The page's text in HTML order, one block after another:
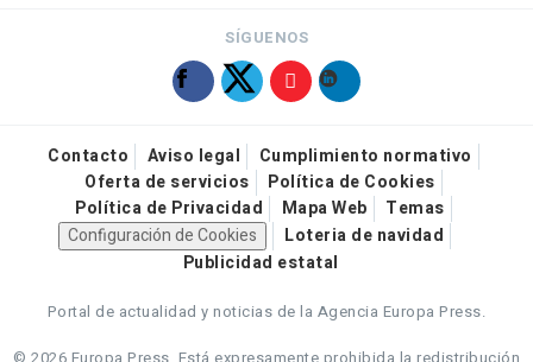
SÍGUENOS
Contacto Aviso legal
Cumplimiento normativo
Oferta de servicios
Política de Cookies
Política de Privacidad
Mapa Web
Temas
Configuración de Cookies
Loteria de navidad
Publicidad estatal
Portal de actualidad y noticias de la Agencia Europa Press.